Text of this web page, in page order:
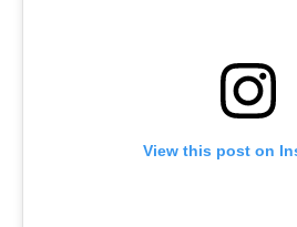
View this post on